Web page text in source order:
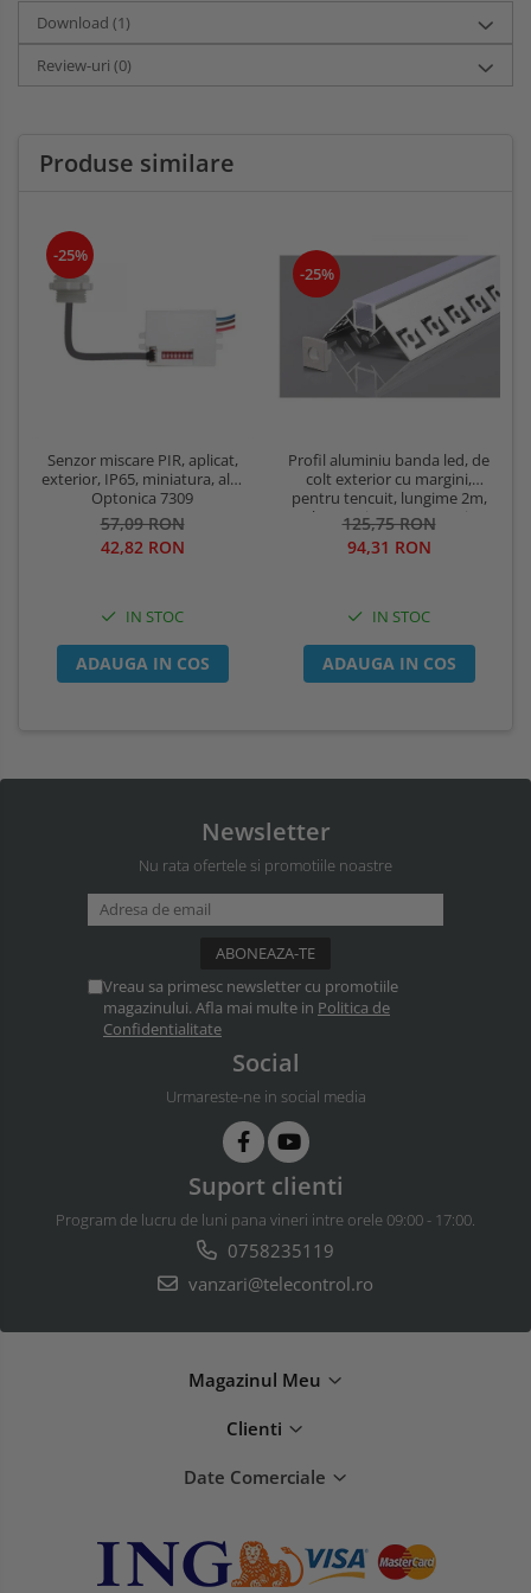
Download (1)
Review-uri (0)
Produse similare
-25%
Senzor miscare PIR, aplicat,
exterior, IP65, miniatura, alb,
Optonica 7309
57,09 RON
42,82 RON
IN STOC
ADAUGA IN COS
-25%
Profil aluminiu banda led, de
colt exterior cu margini,
pentru tencuit, lungime 2m,
culoare gri natur, Optonica
5165
125,75 RON
94,31 RON
IN STOC
ADAUGA IN COS
Newsletter
Nu rata ofertele si promotiile noastre
Vreau sa primesc newsletter cu promotiile
magazinului. Afla mai multe in Politica de
Confidentialitate
Social
Urmareste-ne in social media
Suport clienti
Program de lucru de luni pana vineri intre orele 09:00 - 17:00.
0758235119
vanzari@telecontrol.ro
Magazinul Meu
Clienti
Date Comerciale